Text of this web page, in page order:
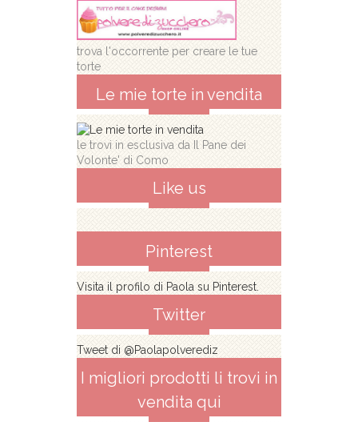
trova l'occorrente per creare le tue
torte
Le mie torte in vendita
le trovi in esclusiva da Il Pane dei
Volonte' di Como
Like us
Pinterest
Visita il profilo di Paola su Pinterest.
Twitter
Tweet di @Paolapolverediz
I migliori prodotti li trovi in
vendita qui